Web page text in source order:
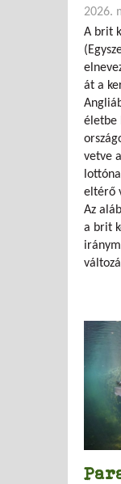
2026.
A brit
át a
életbe
vetve
eltérő
Az
a brit